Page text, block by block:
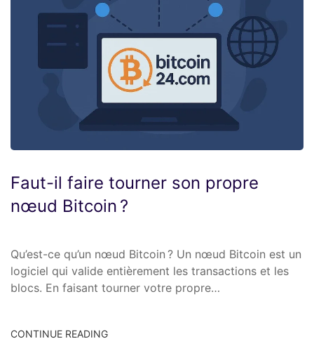
Faut-il faire tourner son propre
nœud Bitcoin ?
Qu’est-ce qu’un nœud Bitcoin ? Un nœud Bitcoin est un
logiciel qui valide entièrement les transactions et les
blocs. En faisant tourner votre propre…
CONTINUE READING